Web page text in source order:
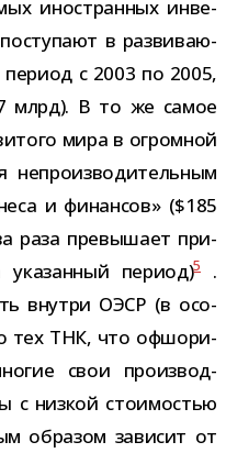
ино­стран­ных инве­
в раз­ви­ва­ю­
с 2003 по 2005,
млрд). В то же самое
мира в огром­ной
непро­из­во­ди­тель­ным
и финан­сов» ($185
раза пре­вы­шает при­
период)5
.
внутри ОЭСР (в осо­
тех ТНК, что офшо­ри­
свои про­из­вод­
с низ­кой сто­и­мо­стью
обра­зом зави­сит от